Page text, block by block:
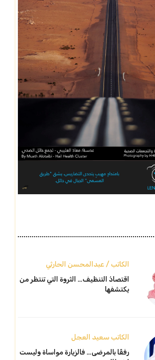
الكاتب / عبدالمحسن الحارثي
اقتصادُ التنظيف… الثروة التي تنتظر من
يكتشفها
الكاتب سعيد العجل
رفقًا بالمرضى… فالزيارة مواساة وليست